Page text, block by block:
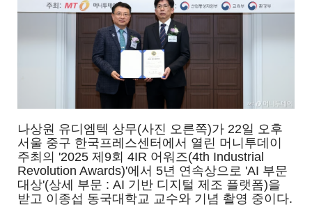
나상원 유디엠텍 상무(사진 오른쪽)가 22일 오후
서울 중구 한국프레스센터에서 열린 머니투데이
주최의 '2025 제9회 4IR 어워즈(4th Industrial
Revolution Awards)'에서 5년 연속상으로 'AI 부문
대상'(상세 부문 : AI 기반 디지털 제조 플랫폼)을
받고 이종섭 동국대학교 교수와 기념 촬영 중이다.